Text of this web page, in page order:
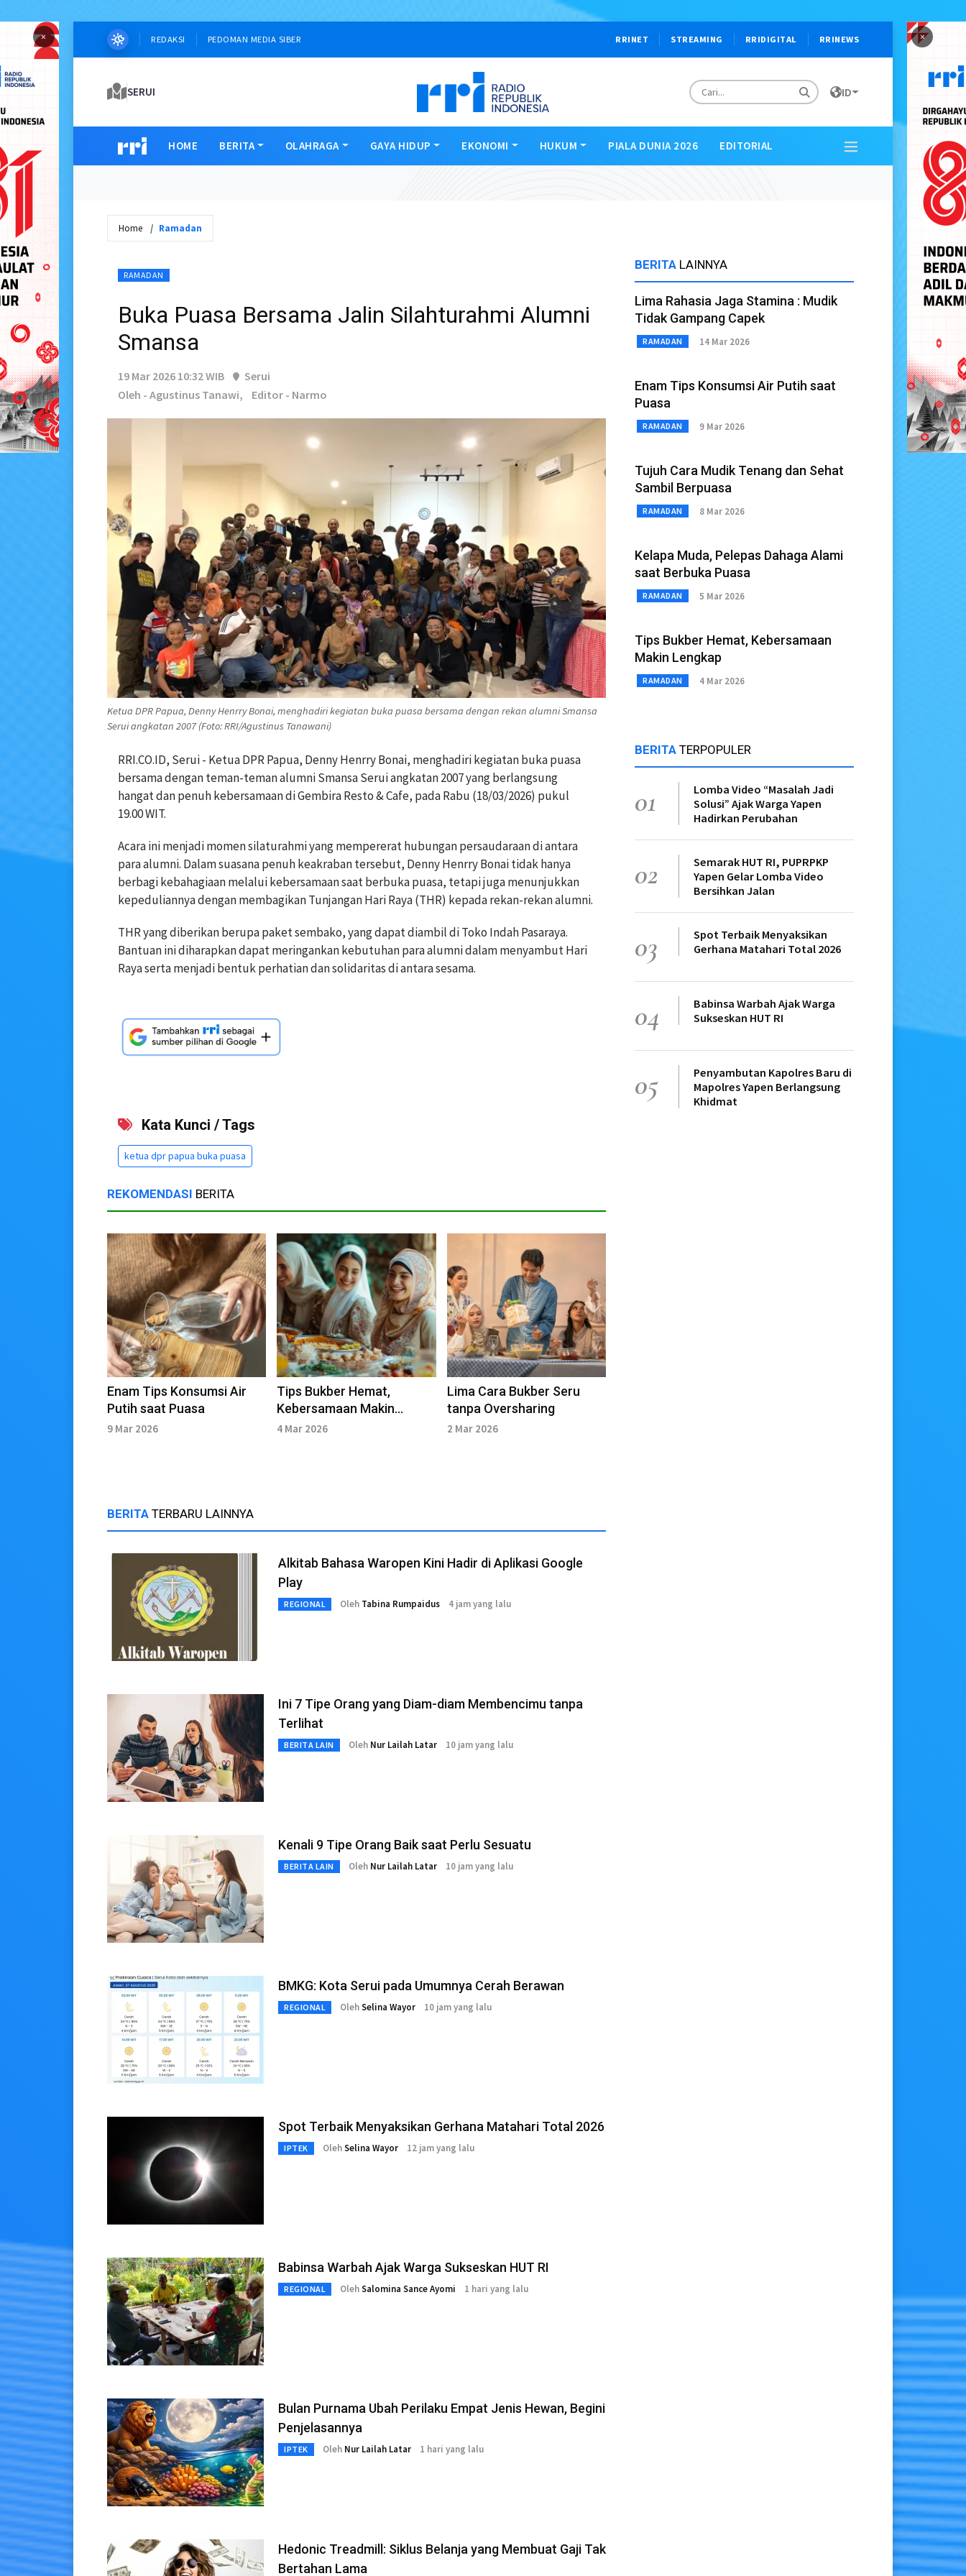
× ×
REDAKSI PEDOMAN MEDIA SIBER RRINET STREAMING RRIDIGITAL RRINEWS
SERUI ID
HOME BERITA OLAHRAGA GAYA HIDUP EKONOMI HUKUM PIALA DUNIA 2026 EDITORIAL
Home Ramadan
RAMADAN
Buka Puasa Bersama Jalin Silahturahmi Alumni
Smansa
19 Mar 2026 10:32 WIB
Serui
Oleh - Agustinus Tanawi,
Editor - Narmo
Ketua DPR Papua, Denny Henrry Bonai, menghadiri kegiatan buka puasa bersama dengan rekan alumni Smansa
Serui angkatan 2007 (Foto: RRI/Agustinus Tanawani)
RRI.CO.ID, Serui - Ketua DPR Papua, Denny Henrry Bonai, menghadiri kegiatan buka puasa
bersama dengan teman-teman alumni Smansa Serui angkatan 2007 yang berlangsung
hangat dan penuh kebersamaan di Gembira Resto & Cafe, pada Rabu (18/03/2026) pukul
19.00 WIT.
Acara ini menjadi momen silaturahmi yang mempererat hubungan persaudaraan di antara
para alumni. Dalam suasana penuh keakraban tersebut, Denny Henrry Bonai tidak hanya
berbagi kebahagiaan melalui kebersamaan saat berbuka puasa, tetapi juga menunjukkan
kepeduliannya dengan membagikan Tunjangan Hari Raya (THR) kepada rekan-rekan alumni.
THR yang diberikan berupa paket sembako, yang dapat diambil di Toko Indah Pasaraya.
Bantuan ini diharapkan dapat meringankan kebutuhan para alumni dalam menyambut Hari
Raya serta menjadi bentuk perhatian dan solidaritas di antara sesama.
Kata Kunci / Tags
ketua dpr papua buka puasa
REKOMENDASI BERITA
Enam Tips Konsumsi Air
Putih saat Puasa
9 Mar 2026
Tips Bukber Hemat,
Kebersamaan Makin
Lengkap
4 Mar 2026
Lima Cara Bukber Seru
tanpa Oversharing
2 Mar 2026
BERITA TERBARU LAINNYA
Alkitab Bahasa Waropen Kini Hadir di Aplikasi Google
Play
REGIONAL Oleh Tabina Rumpaidus 4 jam yang lalu
Ini 7 Tipe Orang yang Diam-diam Membencimu tanpa
Terlihat
BERITA LAIN Oleh Nur Lailah Latar 10 jam yang lalu
Kenali 9 Tipe Orang Baik saat Perlu Sesuatu
BERITA LAIN Oleh Nur Lailah Latar 10 jam yang lalu
BMKG: Kota Serui pada Umumnya Cerah Berawan
REGIONAL OlehSelina Wayor 10 jam yang lalu
Spot Terbaik Menyaksikan Gerhana Matahari Total 2026
IPTEK OlehSelina Wayor 12 jam yang lalu
Babinsa Warbah Ajak Warga Sukseskan HUT RI
REGIONAL OlehSalomina Sance Ayomi 1 hari yang lalu
Bulan Purnama Ubah Perilaku Empat Jenis Hewan, Begini
Penjelasannya
IPTEK Oleh Nur Lailah Latar 1 hari yang lalu
Hedonic Treadmill: Siklus Belanja yang Membuat Gaji Tak
Bertahan Lama
BERITA LAINNYA
Lima Rahasia Jaga Stamina : Mudik
Tidak Gampang Capek
RAMADAN 14 Mar 2026
Enam Tips Konsumsi Air Putih saat
Puasa
RAMADAN 9 Mar 2026
Tujuh Cara Mudik Tenang dan Sehat
Sambil Berpuasa
RAMADAN 8 Mar 2026
Kelapa Muda, Pelepas Dahaga Alami
saat Berbuka Puasa
RAMADAN 5 Mar 2026
Tips Bukber Hemat, Kebersamaan
Makin Lengkap
RAMADAN 4 Mar 2026
BERITA TERPOPULER
01
Lomba Video “Masalah Jadi
Solusi” Ajak Warga Yapen
Hadirkan Perubahan
02
Semarak HUT RI, PUPRPKP
Yapen Gelar Lomba Video
Bersihkan Jalan
03
Spot Terbaik Menyaksikan
Gerhana Matahari Total 2026
04
Babinsa Warbah Ajak Warga
Sukseskan HUT RI
05
Penyambutan Kapolres Baru di
Mapolres Yapen Berlangsung
Khidmat